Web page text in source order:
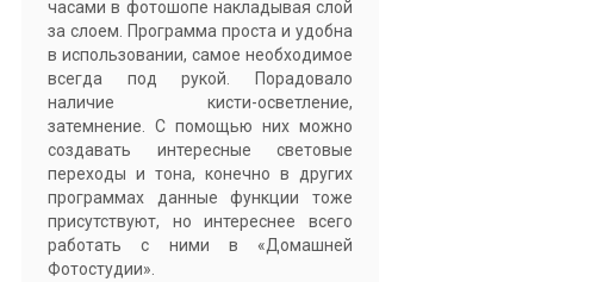
часами в фотошопе накладывая слой
за слоем. Программа проста и удобна
в использовании, самое необходимое
всегда под рукой. Порадовало
наличие кисти-осветление,
затемнение. С помощью них можно
создавать интересные световые
переходы и тона, конечно в других
программах данные функции тоже
присутствуют, но интереснее всего
работать с ними в «Домашней
Фотостудии».